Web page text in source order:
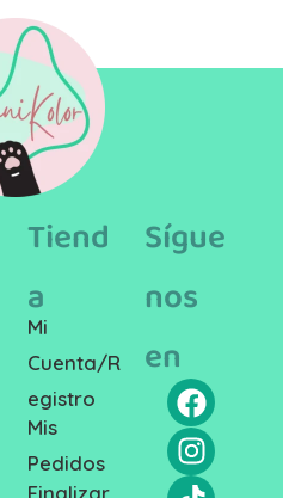
Tiend
a
Mi
Cuenta/R
egistro
Mis
Pedidos
Finalizar
Sígue
nos
en